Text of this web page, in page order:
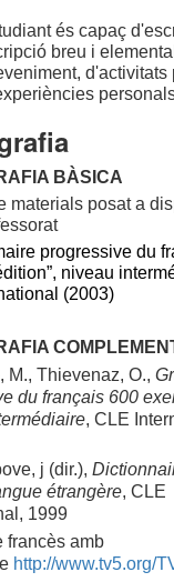
és capaç
breu i
d'activitats
BÀSICA
materials posat a
progressive du
niveau
(2003)
M., Thievenaz, O.,
du français 600
, CLE
j (dir.),
étrangère, CLE
1999
francès amb
http://www.tv5.org/